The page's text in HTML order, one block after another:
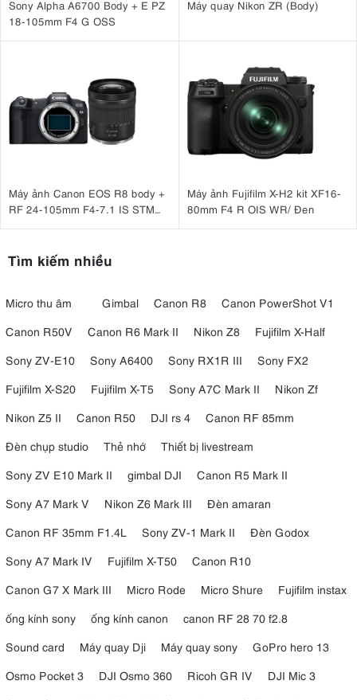
Sony Alpha A6700 Body + E PZ
18-105mm F4 G OSS
Máy quay Nikon ZR (Body)
Máy ảnh Canon EOS R8 body +
RF 24-105mm F4-7.1 IS STM
Máy ảnh Fujifilm X-H2 kit XF16-
80mm F4 R OIS WR/ Đen
Tìm kiếm nhiều
Micro thu âm Gimbal Canon R8
Canon PowerShot V1
Canon R50V
Canon R6 Mark II Nikon Z8
Fujifilm X-Half
Sony ZV-E10
Sony A6400 Sony RX1R III
Sony FX2
Fujifilm X-S20
Fujifilm X-T5 Sony A7C Mark II
Nikon Zf
Nikon Z5 II
Canon R50 DJI rs 4
Canon RF 85mm
Đèn chụp studio
Thẻ nhớ
Thiết bị livestream
Sony ZV E10 Mark II
gimbal DJI
Canon R5 Mark II
Sony A7 Mark V
Nikon Z6 Mark III
Đèn amaran
Canon RF 35mm F1.4L
Sony ZV-1 Mark II
Đèn Godox
Sony A7 Mark IV
Fujifilm X-T50
Canon R10
Canon G7 X Mark III
Micro Rode Micro Shure
Fujifilm instax
ống kính sony
ống kính canon
canon RF 28 70 f2.8
Sound card
Máy quay Dji Máy quay sony
GoPro hero 13
Osmo Pocket 3
DJI Osmo 360 Ricoh GR IV
DJI Mic 3